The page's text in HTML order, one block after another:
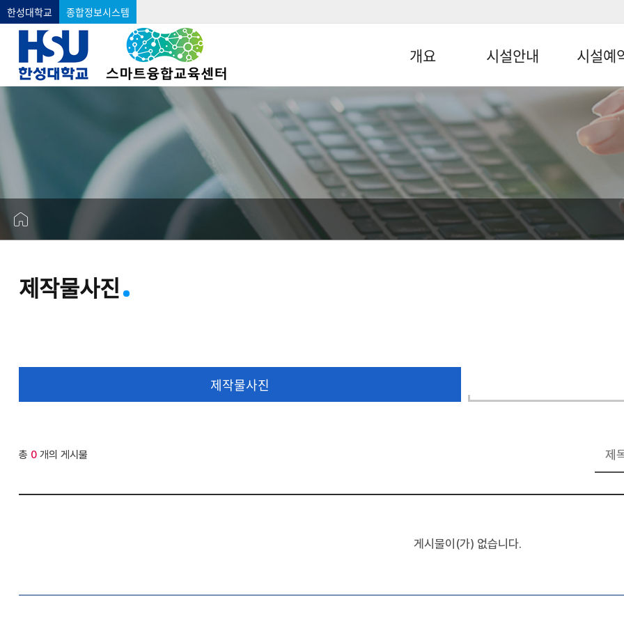
한성대학교 종합정보시스템
개요 시설안내 시설예
제작물사진
제작물사진
총 0개의 게시물
게시물이(가) 없습니다.